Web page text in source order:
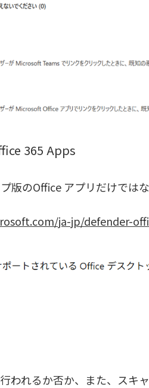
365 Apps
版のOffice アプリだけでは
ja-jp/defender-
われるか否か、また、ス